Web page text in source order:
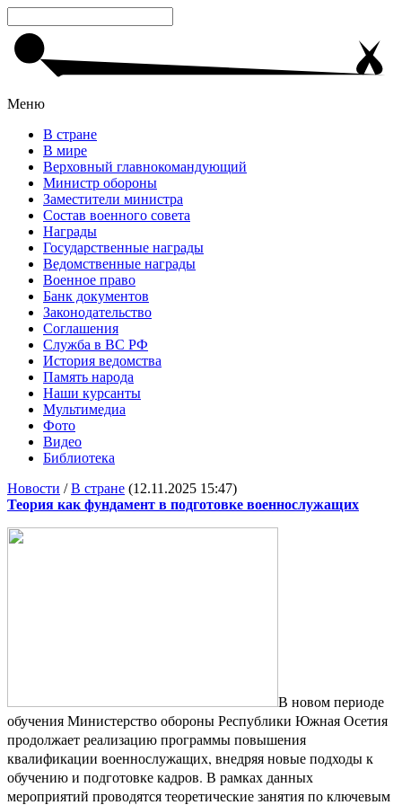
Меню
В стране
В мире
Верховный главнокомандующий
Министр обороны
Заместители министра
Состав военного совета
Награды
Государственные награды
Ведомственные награды
Военное право
Банк документов
Законодательство
Соглашения
Служба в ВС РФ
История ведомства
Память народа
Наши курсанты
Мультимедиа
Фото
Видео
Библиотека
Новости /В стране (12.11.2025 15:47)
Теория как фундамент в подготовке военнослужащих
В новом периоде
обучения Министерство обороны Республики Южная Осетия
продолжает реализацию программы повышения
квалификации военнослужащих, внедряя новые подходы к
обучению и подготовке кадров. В рамках данных
мероприятий проводятся теоретические занятия по ключевым